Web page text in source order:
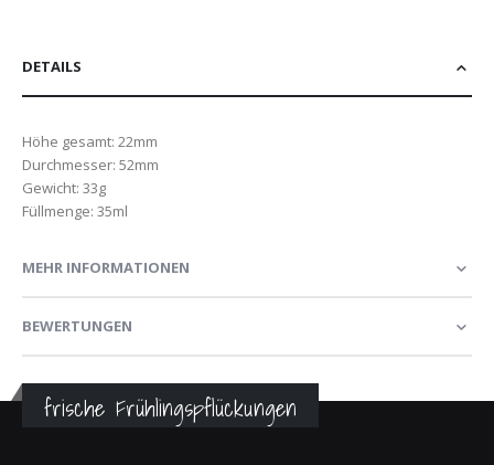
DETAILS
Höhe gesamt: 22mm
Durchmesser: 52mm
Gewicht: 33g
Füllmenge: 35ml
MEHR INFORMATIONEN
BEWERTUNGEN
frische Frühlingspflückungen